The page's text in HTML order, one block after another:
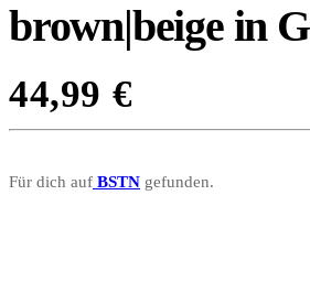
brown|beige in
44,99 €
Für dich auf BSTN gefunden.